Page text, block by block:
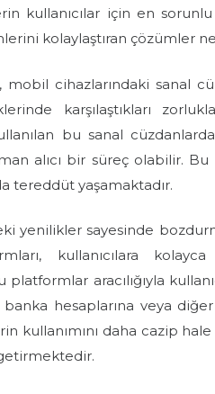
kullanıcılar için en
kolaylaştıran çözümler
mobil cihazlarındaki sanal
karşılaştıkları
bu sanal
alıcı bir süreç olabilir.
tereddüt yaşamaktadır.
yenilikler sayesinde
kullanıcılara
platformlar aracılığıyla
banka hesaplarına veya
kullanımını daha cazip